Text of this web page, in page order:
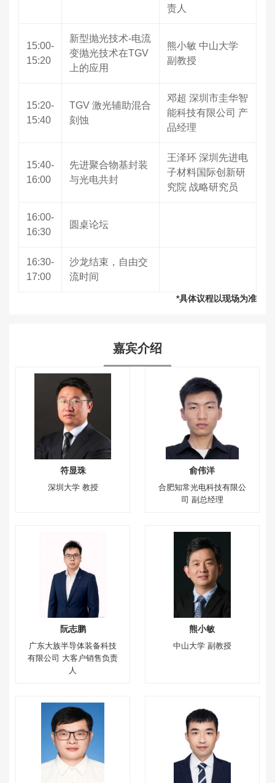
责人
15:00-
15:20
新型抛光技术-电流
变抛光技术在TGV
上的应用
熊小敏 中山大学
副教授
15:20-
15:40
TGV 激光辅助混合
刻蚀
邓超 深圳市圭华智
能科技有限公司 产
品经理
15:40-
16:00
先进聚合物基封装
与光电共封
王泽环 深圳先进电
子材料国际创新研
究院 战略研究员
16:00-
16:30
圆桌论坛
16:30-
17:00
沙龙结束，自由交
流时间
*具体议程以现场为准
嘉宾介绍
符显珠
深圳大学 教授
俞伟洋
合肥知常光电科技有限公
司 副总经理
阮志鹏
广东大族半导体装备科技
有限公司 大客户销售负责
人
熊小敏
中山大学 副教授